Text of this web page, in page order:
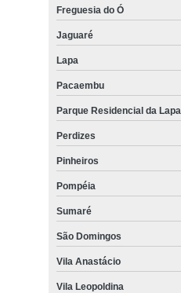
Freguesia do Ó
Jaguaré
Lapa
Pacaembu
Parque Residencial da Lapa
Perdizes
Pinheiros
Pompéia
Sumaré
São Domingos
Vila Anastácio
Vila Leopoldina